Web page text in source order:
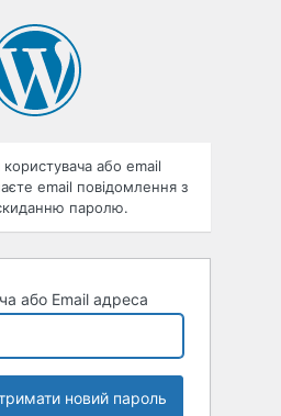
або email
email повідомлення з
паролю.
або Email адреса